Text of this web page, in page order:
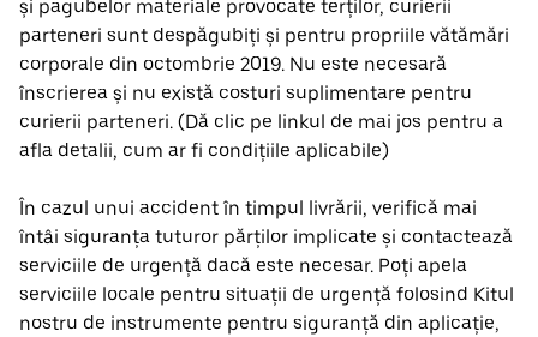
și pagubelor materiale provocate terților, curierii
parteneri sunt despăgubiți și pentru propriile vătămări
corporale din octombrie 2019. Nu este necesară
înscrierea și nu există costuri suplimentare pentru
curierii parteneri. (Dă clic pe linkul de mai jos pentru a
afla detalii, cum ar fi condițiile aplicabile)
În cazul unui accident în timpul livrării, verifică mai
întâi siguranța tuturor părților implicate și contactează
serviciile de urgență dacă este necesar. Poți apela
serviciile locale pentru situații de urgență folosind Kitul
nostru de instrumente pentru siguranță din aplicație,